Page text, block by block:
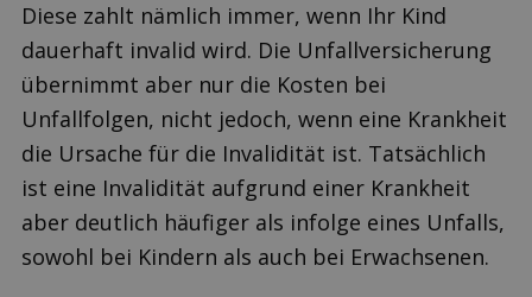
Diese zahlt nämlich immer, wenn Ihr Kind
dauerhaft invalid wird. Die Unfallversicherung
übernimmt aber nur die Kosten bei
Unfallfolgen, nicht jedoch, wenn eine Krankheit
die Ursache für die Invalidität ist. Tatsächlich
ist eine Invalidität aufgrund einer Krankheit
aber deutlich häufiger als infolge eines Unfalls,
sowohl bei Kindern als auch bei Erwachsenen.